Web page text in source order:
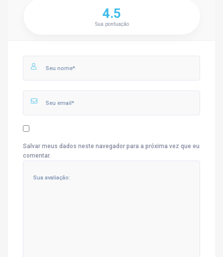
4.5
Sua pontuação
Salvar meus dados neste navegador para a próxima vez que eu
comentar.